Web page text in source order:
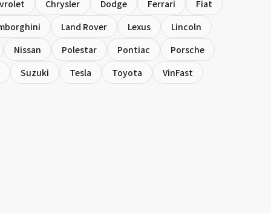
Chrysler Dodge Ferrari
Fiat
Land Rover Lexus
Lincoln
Nissan
Polestar Pontiac
Porsche
Suzuki
Tesla Toyota VinFast